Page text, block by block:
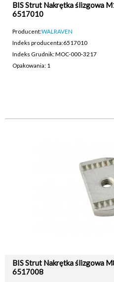
BIS Strut Nakrętka ślizgowa
6517010
Producent:WALRAVEN
Indeks producenta:6517010
Indeks Grudnik: MOC-000-3217
Opakowania: 1
BIS Strut Nakrętka ślizgowa
6517008